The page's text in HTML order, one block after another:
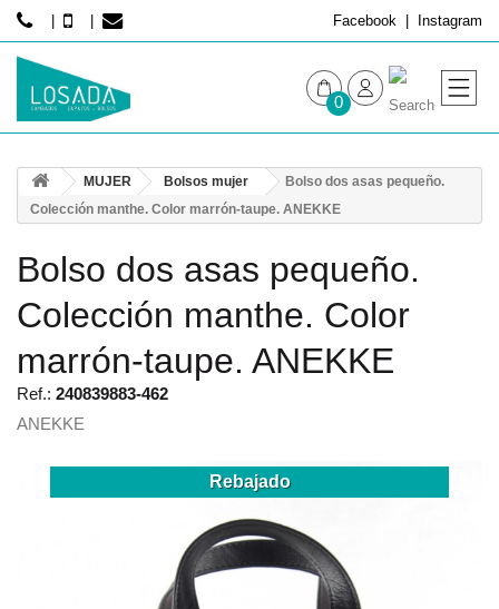
Facebook Instagram
0
HOMBRE
MUJER Bolsos mujer
Bolso dos asas pequeño.
Colección manthe. Color marrón-taupe. ANEKKE
Bolso dos asas pequeño.
Colección manthe. Color
marrón-taupe. ANEKKE
Ref.: 240839883-462
ANEKKE
Rebajado